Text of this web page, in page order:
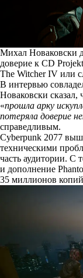
Михал Новаковски
доверие к CD
The Witcher IV или
В интервью
Новаковски сказал,
«прошла арку
потеряла доверие
справедливым.
Cyberpunk 2077
техническими
часть аудитории. С
и дополнение
35 миллионов копий